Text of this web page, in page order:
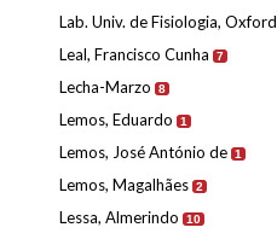
Lab. Univ. de Fisiologia, Oxford
Leal, Francisco Cunha 7
Lecha-Marzo 8
Lemos, Eduardo 1
Lemos, José António de 1
Lemos, Magalhães 2
Lessa, Almerindo 10